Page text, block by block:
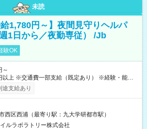
未読
給1,780円～】夜間見守りヘルパ
1日から／夜勤専従） /Jb
験OK
～
以上 ※交通費一部支給（既定あり） ※経験・能力を
勤務の場合：1,780円×8時
合：1,780円×8時間×12回
と給与に、本採用時と異なる部分があります。 雇
用時と同じです。 給与：時給 1,490円以上
途支給あり
西区西浦（最寄り駅：九大学研都市駅）
ルラボラトリー株式会社